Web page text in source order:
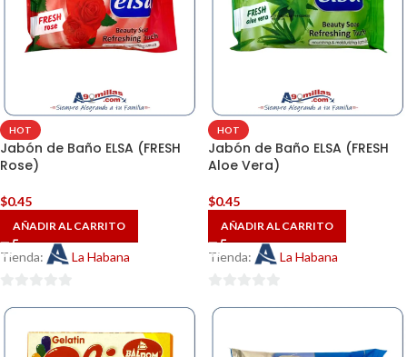
HOT
Jabón de Baño ELSA (FRESH
Rose)
$0.45
AÑADIR AL CARRITO
Tienda: La Habana
de
HOT
Jabón de Baño ELSA (FRESH
Aloe Vera)
$0.45
AÑADIR AL CARRITO
Tienda: La Habana
de